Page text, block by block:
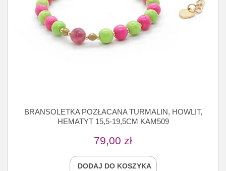
BRANSOLETKA POZŁACANA TURMALIN, HOWLIT,
HEMATYT 15,5-19,5CM KAM509
79,00 zł
DODAJ DO KOSZYKA